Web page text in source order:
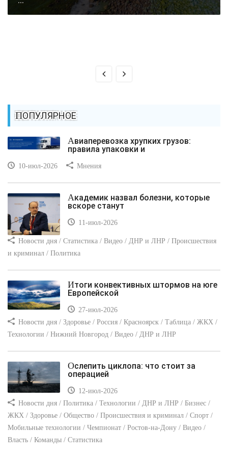
ПОПУЛЯРНОЕ
Авиаперевозка хрупких грузов:
правила упаковки и
10-июл-2026 Мнения
Академик назвал болезни, которые
вскоре станут
11-июл-2026
Новости дня / Статистика / Видео / ДНР и ЛНР / Происшествия
и криминал / Политика
Итоги конвективных штормов на юге
Европейской
27-июл-2026
Новости дня / Здоровье / Россия / Красноярск / Таблица / ЖКХ /
Технологии / Нижний Новгород / Видео / ДНР и ЛНР
Ослепить циклопа: что стоит за
операцией
12-июл-2026
Новости дня / Политика / Технологии / ДНР и ЛНР / Бизнес /
ЖКХ / Здоровье / Общество / Происшествия и криминал / Спорт /
Мобильные технологии / Чемпионат / Ростов-на-Дону / Видео /
Власть / Команды / Статистика